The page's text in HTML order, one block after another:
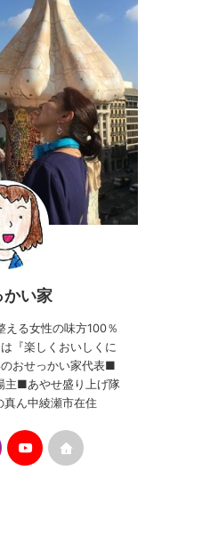
かい家
える女性の味方100％
『楽しくおいしくに
おせっかい家代表■
主■あやせ盛り上げ隊
ん中綾瀬市在住